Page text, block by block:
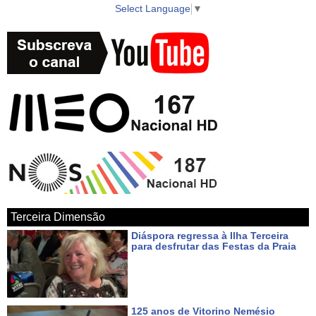
► WebTV AzoresTV http://www.azorestv.com/
► Facebook https://www.facebook.com/vitecazorestv
► Twitter https://twitter.com/azorestv
► Android Google Play App
https://play.google.com/store/apps/details?id=com.azoid.vitec
► Apple iOS App Store https://itunes.apple.com/pt/app/azorestv-by-
vitec/id1434296397?mt=8
► Google Maps
https://www.google.com/maps/place/AzoresTV+by+VITEC/
Select Language ▼
Terceira Dimensão
Diáspora regressa à Ilha Terceira
para desfrutar das Festas da Praia
125 anos de Vitorino Nemésio